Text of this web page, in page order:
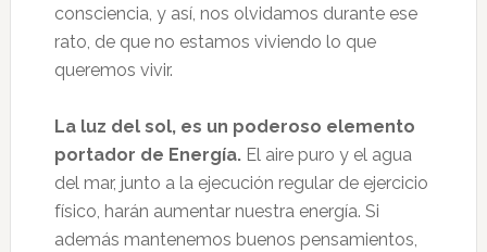
consciencia, y así, nos olvidamos durante ese
rato, de que no estamos viviendo lo que
queremos vivir.
La luz del sol, es un poderoso elemento
portador de Energía.El aire puro y el agua
del mar, junto a la ejecución regular de ejercicio
físico, harán aumentar nuestra energía. Si
además mantenemos buenos pensamientos,